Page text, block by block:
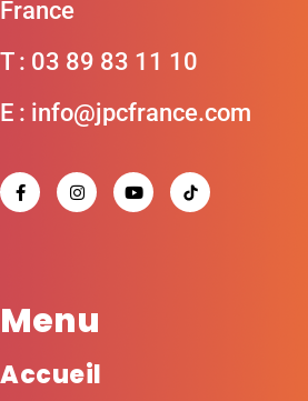
France
T : 03 89 83 11 10
E : info@jpcfrance.com
Menu
Accueil